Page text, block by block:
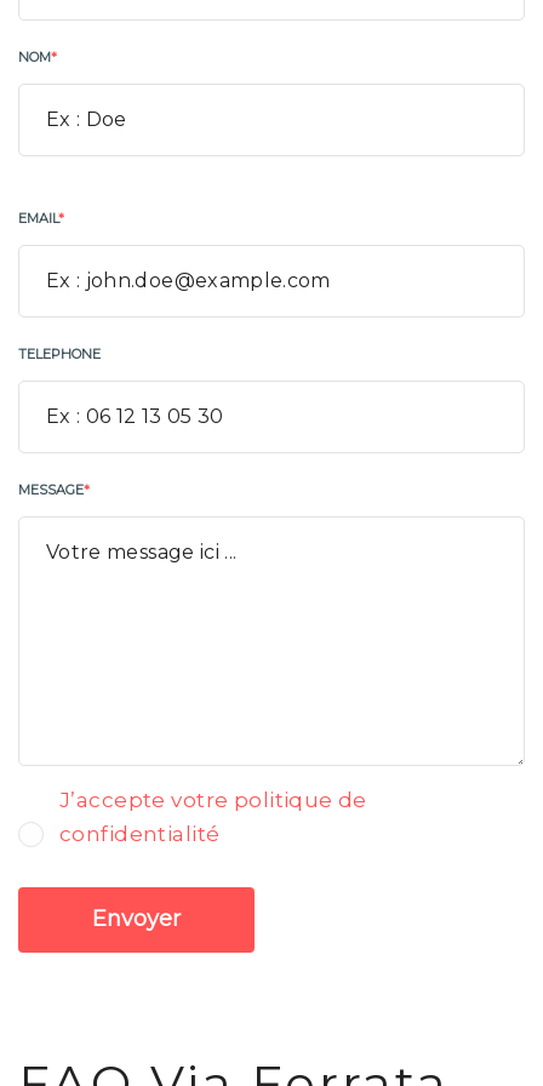
NOM*
EMAIL*
TELEPHONE
MESSAGE*
J’accepte votre politique de
confidentialité
Envoyer